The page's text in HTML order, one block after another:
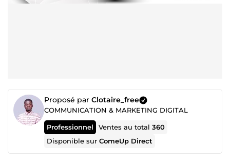
Proposé par Clotaire_free
COMMUNICATION & MARKETING DIGITAL
Professionnel Ventes au total360
Disponible surComeUp Direct